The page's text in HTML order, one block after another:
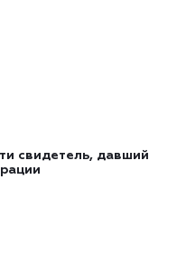
свидетель, давший